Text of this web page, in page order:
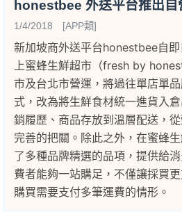
honestbee 外送平台推出自
1/4/2018 [APP類]
新加坡商外送平台honestbee自
上蜜蜂生鮮超市（fresh by
市及台北市營運，將過往單店單
式，改為將生鮮食材統一進貨入
銷履歷、商品存放到溫層配送，
完善的把關。除此之外，在蜜蜂
了多種品牌精選的品項，提供給
費者能夠一站購足，不僅讓採買
購買需要支付多筆運費的情形。